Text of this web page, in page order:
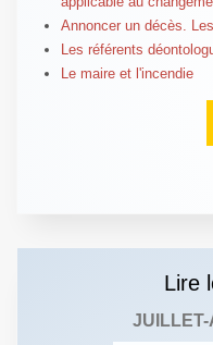
Annoncer un décès.
Les référents
Le maire et l'incendie
Lire
JUILLET-